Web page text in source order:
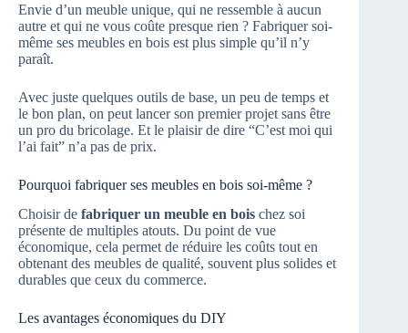
Envie d’un meuble unique, qui ne ressemble à aucun
autre et qui ne vous coûte presque rien ? Fabriquer soi-
même ses meubles en bois est plus simple qu’il n’y
paraît.
Avec juste quelques outils de base, un peu de temps et
le bon plan, on peut lancer son premier projet sans être
un pro du bricolage. Et le plaisir de dire “C’est moi qui
l’ai fait” n’a pas de prix.
Pourquoi fabriquer ses meubles en bois soi-même ?
Choisir de fabriquer un meuble en bois chez soi
présente de multiples atouts. Du point de vue
économique, cela permet de réduire les coûts tout en
obtenant des meubles de qualité, souvent plus solides et
durables que ceux du commerce.
Les avantages économiques du DIY